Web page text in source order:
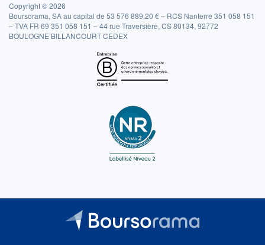
Copyright © 2026
Boursorama, SA au capital de 53 576 889,20 € – RCS Nanterre 351 058 151
– TVA FR 69 351 058 151 – 44 rue Traversière, CS 80134, 92772
BOULOGNE BILLANCOURT CEDEX